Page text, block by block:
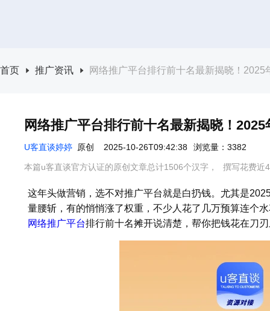
首页 推广资讯 网络推广平台排行前十名最新揭晓！2025
网络推广平台排行前十名最新揭晓！
U客直谈婷婷 原创 2025-10-26T09:42:38 浏览量：3382
本篇u客直谈官方认证的原创文章总计1506个汉字， 撰写花费近
这年头做营销，选不对推广平台就是白扔钱。尤其是
量腰斩，有的悄悄涨了权重，不少人花了几万预算连个
网络推广平台排行前十名摊开说清楚，帮你把钱花在刀